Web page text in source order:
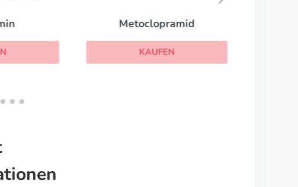
Metoclopramid
KAUFEN